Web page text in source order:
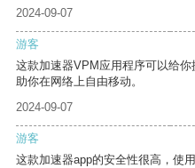
2024-09-07
游客
这款加速器VPM应用程序可以给
助你在网络上自由移动。
2024-09-07
游客
这款加速器app的安全性很高，使